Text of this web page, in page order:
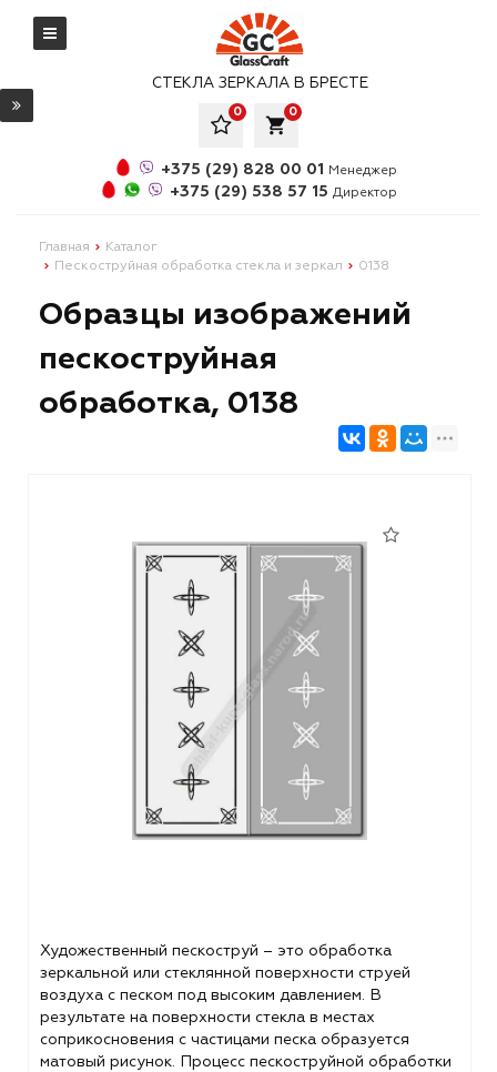
СТЕКЛА ЗЕРКАЛА В БРЕСТЕ
local_grocery_store
0
0
+375 (29) 828 00 01 Менеджер
+375 (29) 538 57 15 Директор
Главная
Каталог
Пескоструйная обработка стекла и зеркал
0138
Образцы изображений
пескоструйная
обработка, 0138
Художественный пескоструй – это обработка
зеркальной или стеклянной поверхности струей
воздуха с песком под высоким давлением. В
результате на поверхности стекла в местах
соприкосновения с частицами песка образуется
матовый рисунок. Процесс пескоструйной обработки